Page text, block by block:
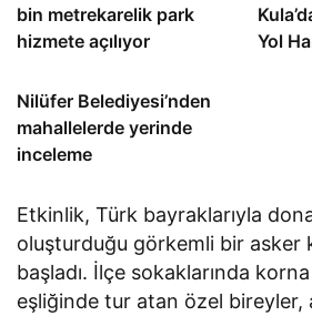
bin metrekarelik park
hizmete açılıyor
Yol
Nilüfer Belediyesi’nden
mahallelerde yerinde
inceleme
Etkinlik, Türk bayraklarıyla
oluşturduğu görkemli bir asker
başladı. İlçe sokaklarında
eşliğinde tur atan özel bireyler,